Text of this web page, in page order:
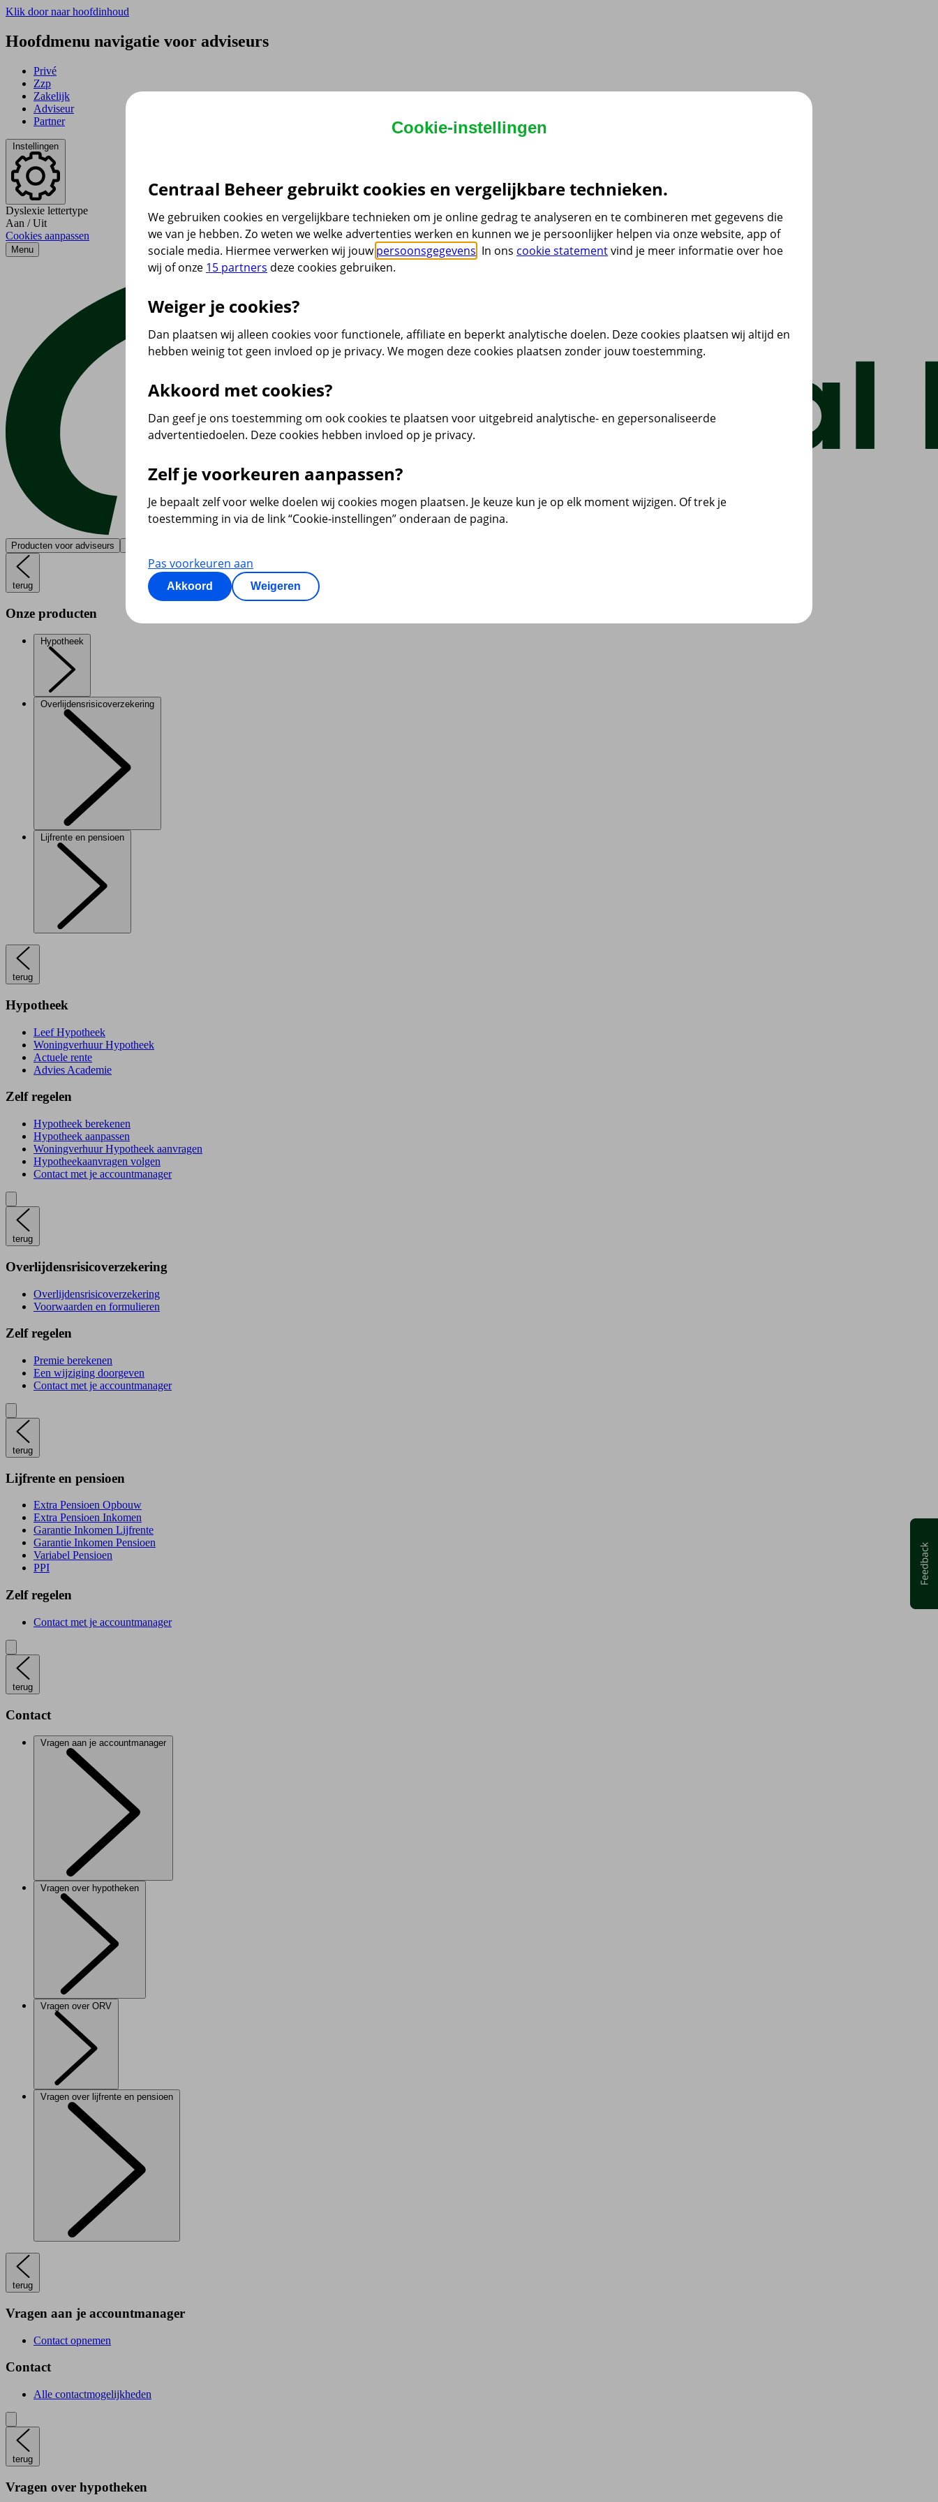
Klik door naar hoofdinhoud
Hoofdmenu navigatie voor adviseurs
Privé
Zzp
Zakelijk
Adviseur
Partner
Instellingen
Dyslexie lettertype
Aan / Uit
Cookies aanpassen
Menu
Producten voor adviseurs
terug
Onze producten
Hypotheek
Overlijdensrisicoverzekering
Lijfrente en pensioen
terug
Hypotheek
Leef Hypotheek
Woningverhuur Hypotheek
Actuele rente
Advies Academie
Zelf regelen
Hypotheek berekenen
Hypotheek aanpassen
Woningverhuur Hypotheek aanvragen
Hypotheekaanvragen volgen
Contact met je accountmanager
terug
Overlijdensrisicoverzekering
Overlijdensrisicoverzekering
Voorwaarden en formulieren
Zelf regelen
Premie berekenen
Een wijziging doorgeven
Contact met je accountmanager
terug
Lijfrente en pensioen
Extra Pensioen Opbouw
Extra Pensioen Inkomen
Garantie Inkomen Lijfrente
Garantie Inkomen Pensioen
Variabel Pensioen
PPI
Zelf regelen
Contact met je accountmanager
terug
Contact
Vragen aan je accountmanager
Vragen over hypotheken
Vragen over ORV
Vragen over lijfrente en pensioen
terug
Vragen aan je accountmanager
Contact opnemen
Contact
Alle contactmogelijkheden
terug
Vragen over hypotheken
Cookie-instellingen
Centraal Beheer gebruikt cookies en vergelijkbare technieken.
We gebruiken cookies en vergelijkbare technieken om je online gedrag te analyseren en te combineren met gegevens die
we van je hebben. Zo weten we welke advertenties werken en kunnen we je persoonlijker helpen via onze website, app of
sociale media. Hiermee verwerken wij jouwpersoonsgegevens . In ons cookie statementvind je meer informatie over hoe
wij of onze 15 partners deze cookies gebruiken.
Weiger je cookies?
Dan plaatsen wij alleen cookies voor functionele, affiliate en beperkt analytische doelen. Deze cookies plaatsen wij altijd en
hebben weinig tot geen invloed op je privacy. We mogen deze cookies plaatsen zonder jouw toestemming.
Akkoord met cookies?
Dan geef je ons toestemming om ook cookies te plaatsen voor uitgebreid analytische- en gepersonaliseerde
advertentiedoelen. Deze cookies hebben invloed op je privacy.
Zelf je voorkeuren aanpassen?
Je bepaalt zelf voor welke doelen wij cookies mogen plaatsen. Je keuze kun je op elk moment wijzigen. Of trek je
toestemming in via de link “Cookie-instellingen” onderaan de pagina.
Pas voorkeuren aan
Akkoord Weigeren